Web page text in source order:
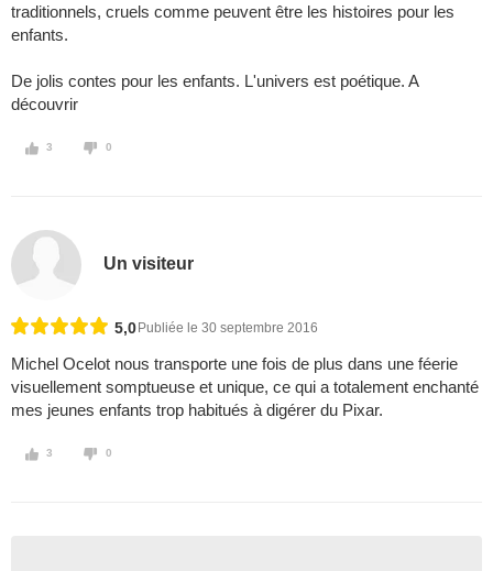
traditionnels, cruels comme peuvent être les histoires pour les
enfants.
De jolis contes pour les enfants. L'univers est poétique. A
découvrir
3 0
Un visiteur
5,0 Publiée le 30 septembre 2016
Michel Ocelot nous transporte une fois de plus dans une féerie
visuellement somptueuse et unique, ce qui a totalement enchanté
mes jeunes enfants trop habitués à digérer du Pixar.
3 0